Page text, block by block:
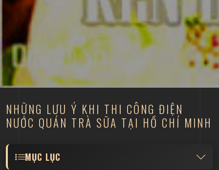
NHỮNG LƯU Ý KHI THI CÔNG ĐIỆN
NƯỚC QUÁN TRÀ SỮA TẠI HỒ CHÍ MINH
MỤC LỤC